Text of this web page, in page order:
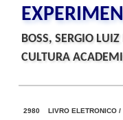
BOSS, SERGIO
CULTURA
2980 LIVRO ELETRONICO /